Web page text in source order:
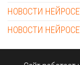
НОВОСТИ
НОВОСТИ